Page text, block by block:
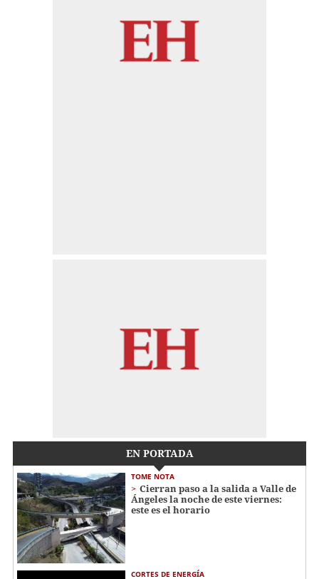
EN PORTADA
TOME NOTA
Cierran paso a la salida a Valle de
Ángeles la noche de este viernes:
este es el horario
CORTES DE ENERGÍA